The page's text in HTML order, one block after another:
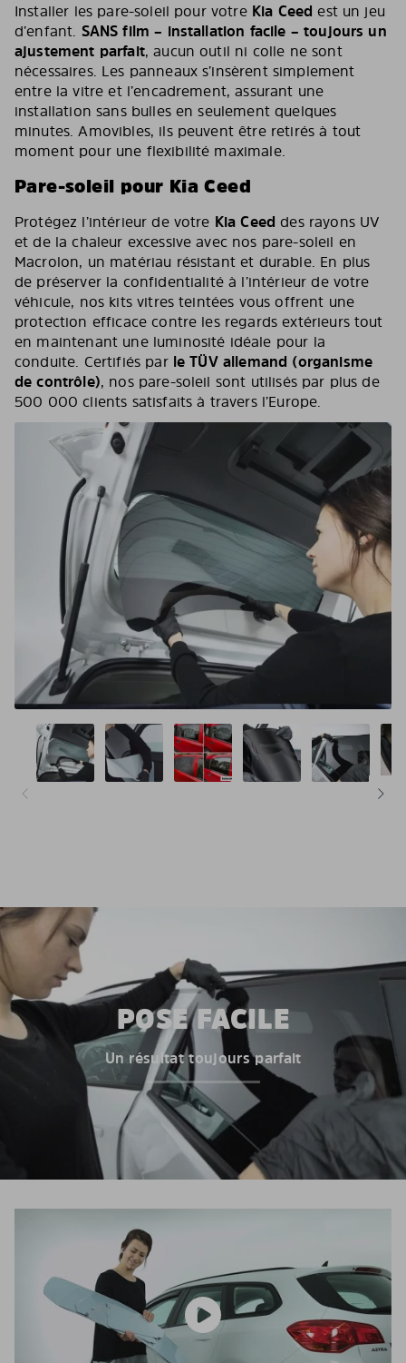
Installer les pare-soleil pour votre Kia Ceed est un jeu
d’enfant. SANS film – installation facile – toujours un
ajustement parfait, aucun outil ni colle ne sont
nécessaires. Les panneaux s’insèrent simplement
entre la vitre et l’encadrement, assurant une
installation sans bulles en seulement quelques
minutes. Amovibles, ils peuvent être retirés à tout
moment pour une flexibilité maximale.
Pare-soleil pour Kia Ceed
Protégez l’intérieur de votre Kia Ceed des rayons UV
et de la chaleur excessive avec nos pare-soleil en
Macrolon, un matériau résistant et durable. En plus
de préserver la confidentialité à l’intérieur de votre
véhicule, nos kits vitres teintées vous offrent une
protection efficace contre les regards extérieurs tout
en maintenant une luminosité idéale pour la
conduite. Certifiés par le TÜV allemand (organisme
de contrôle), nos pare-soleil sont utilisés par plus de
500 000 clients satisfaits à travers l’Europe.
POSE FACILE
Un résultat toujours parfait